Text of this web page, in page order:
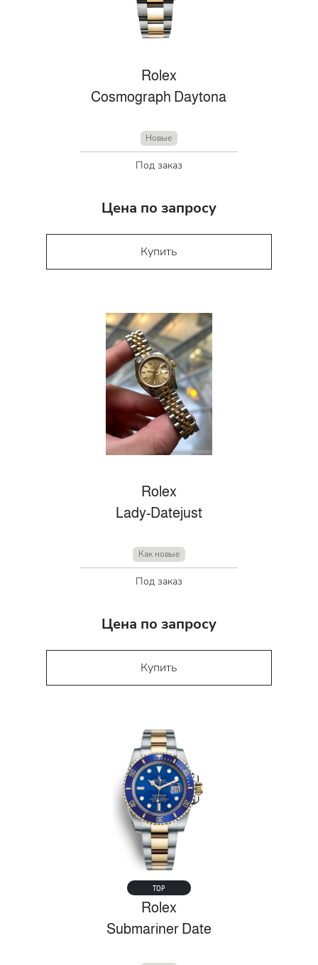
Rolex
Cosmograph Daytona
Новые
Под заказ
Цена по запросу
Купить
Rolex
Lady-Datejust
Как новые
Под заказ
Цена по запросу
Купить
TOP
Rolex
Submariner Date